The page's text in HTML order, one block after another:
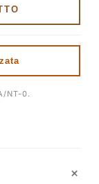
NT-0.
+